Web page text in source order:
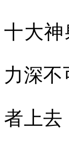
十大
力深
者上去